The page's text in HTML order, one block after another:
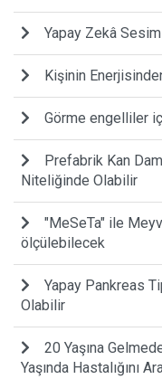
Yapay Zekâ
Kişinin
Görme engelliler
Prefabrik Kan
Niteliğinde Olabilir
"MeSeTa" ile
ölçülebilecek
Yapay Pankreas
Olabilir
20 Yaşına
Yaşında Hastalığını